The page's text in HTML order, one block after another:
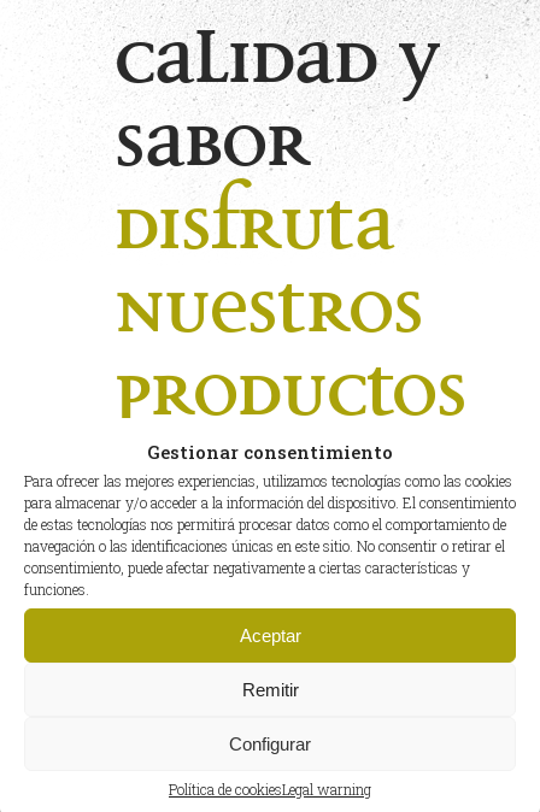
Gestionar consentimiento
Para ofrecer las mejores experiencias, utilizamos tecnologías como las cookies
para almacenar y/o acceder a la información del dispositivo. El consentimiento
de estas tecnologías nos permitirá procesar datos como el comportamiento de
navegación o las identificaciones únicas en este sitio. No consentir o retirar el
consentimiento, puede afectar negativamente a ciertas características y
funciones.
Aceptar
Remitir
Configurar
Política de cookiesLegal warning
Calidad y
sabor
disfruta
nuestros
productos
PREMIO SUPERIOR TASTE
AWARD 7 AÑOS
CALIFICACIÓN (3